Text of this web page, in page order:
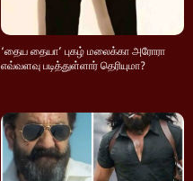
‘தைய தையா’ புகழ் மலைக்கா அரோரா
எவ்வளவு படித்துள்ளார் தெரியுமா?